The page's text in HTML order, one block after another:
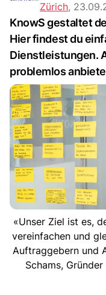
Zürich,
KnowS gestaltet
Hier findest du
Dienstleistungen.
problemlos
«Unser Ziel ist es,
vereinfachen und
Auftraggebern und
Schams,